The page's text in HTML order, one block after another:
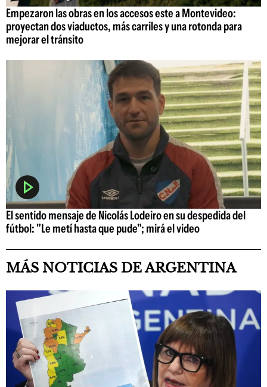
Empezaron las obras en los accesos este a Montevideo:
proyectan dos viaductos, más carriles y una rotonda para
mejorar el tránsito
El sentido mensaje de Nicolás Lodeiro en su despedida del
fútbol: "Le metí hasta que pude"; mirá el video
MÁS NOTICIAS DE ARGENTINA